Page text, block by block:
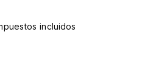
incluidos